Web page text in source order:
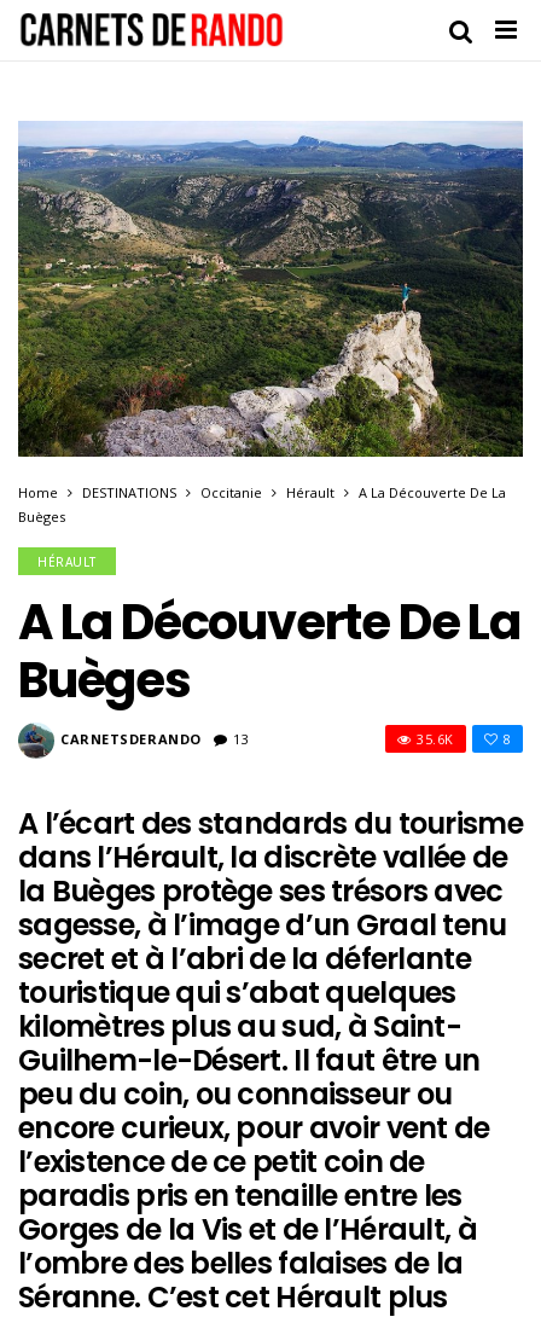
Home DESTINATIONS Occitanie Hérault
A La Découverte De La
Buèges
HÉRAULT
A La Découverte De La
Buèges
CARNETSDERANDO 13 8
35.6K
A l’écart des standards du tourisme
dans l’Hérault, la discrète vallée de
la Buèges protège ses trésors avec
sagesse, à l’image d’un Graal tenu
secret et à l’abri de la déferlante
touristique qui s’abat quelques
kilomètres plus au sud, à Saint-
Guilhem-le-Désert. Il faut être un
peu du coin, ou connaisseur ou
encore curieux, pour avoir vent de
l’existence de ce petit coin de
paradis pris en tenaille entre les
Gorges de la Vis et de l’Hérault, à
l’ombre des belles falaises de la
Séranne. C’est cet Hérault plus